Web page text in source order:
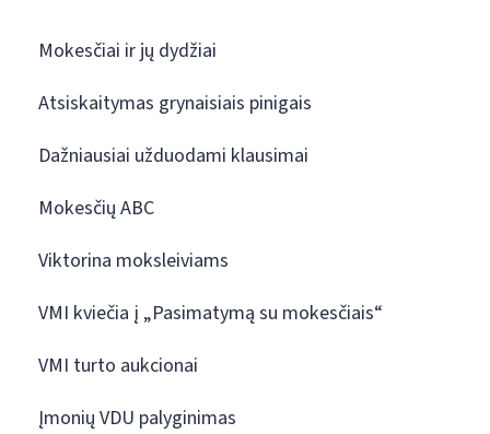
Mokesčiai ir jų dydžiai
Atsiskaitymas grynaisiais pinigais
Dažniausiai užduodami klausimai
Mokesčių ABC
Viktorina moksleiviams
VMI kviečia į „Pasimatymą su mokesčiais“
VMI turto aukcionai
Įmonių VDU palyginimas